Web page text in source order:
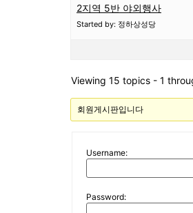
2지역 5반 야외행사
Started by: 정하상성당
Viewing 15 topics - 1
회원게시판입니다
Username:
Password: